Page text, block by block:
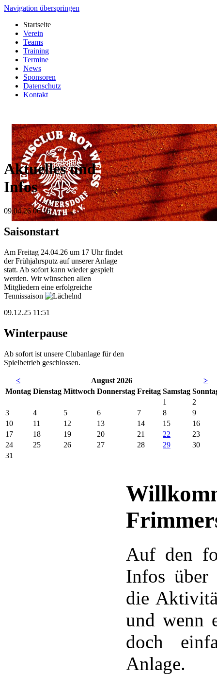
Navigation überspringen
Startseite
Verein
Teams
Training
Termine
News
Sponsoren
Datenschutz
Kontakt
Aktuelles und
Infos
09.04.26 06:16
Saisonstart
Am Freitag 24.04.26 um 17 Uhr findet
der Frühjahrsputz auf unserer Anlage
statt. Ab sofort kann wieder gespielt
werden. Wir wünschen allen
Mitgliedern eine erfolgreiche
Tennissaison
09.12.25 11:51
Winterpause
Ab sofort ist unsere Clubanlage für den
Spielbetrieb geschlossen.
< August 2026
>
Montag Dienstag Mittwoch Donnerstag Freitag Samstag So
1
2
3
4 5 6 7 8
9
10
11 12 13 14 15
16
17
18 19 20 21 22
23
24
25 26 27 28 29
30
31
Auf den
Infos über
die
und wenn
doch
Anlage.